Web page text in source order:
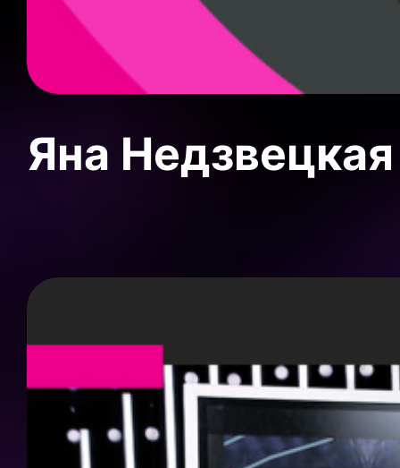
Яна Недзвецкая